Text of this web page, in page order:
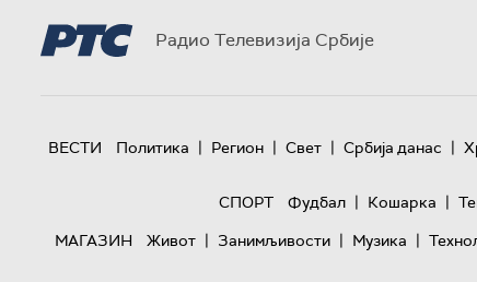
Радио Телевизија Србије
ВЕСТИ Политика | Регион | Свет | Србија данас |
СПОРТ
Фудбал | Кошарка |
МАГАЗИН
Живот | Занимљивости | Музика |